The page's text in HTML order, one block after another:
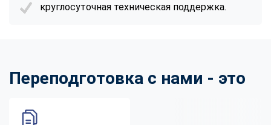
круглосуточная техническая поддержка.
Переподготовка с нами - это